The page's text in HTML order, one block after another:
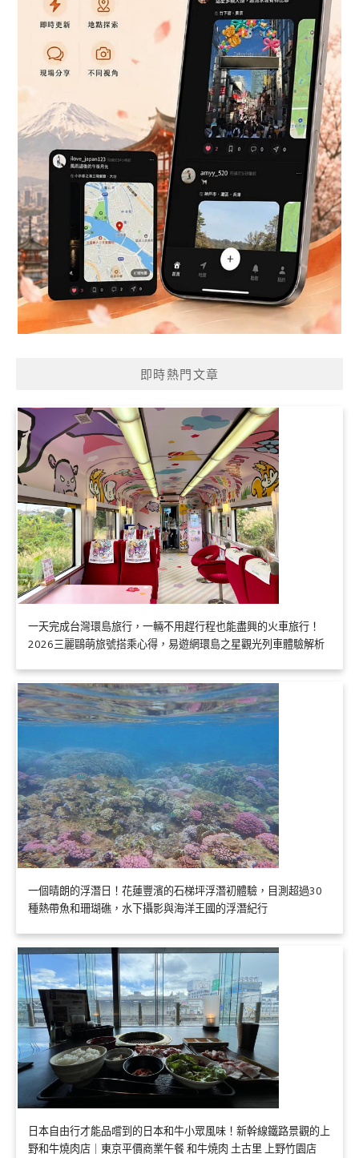
即時熱門文章
一天完成台灣環島旅行，一輛不用趕行程也能盡興的火車旅行！
2026三麗鷗萌旅號搭乘心得，易遊網環島之星觀光列車體驗解析
一個晴朗的浮潛日！花蓮豐濱的石梯坪浮潛初體驗，目測超過30
種熱帶魚和珊瑚礁，水下攝影與海洋王國的浮潛紀行
日本自由行才能品嚐到的日本和牛小眾風味！新幹線鐵路景觀的上
野和牛燒肉店｜東京平價商業午餐 和牛焼肉 土古里 上野竹園店